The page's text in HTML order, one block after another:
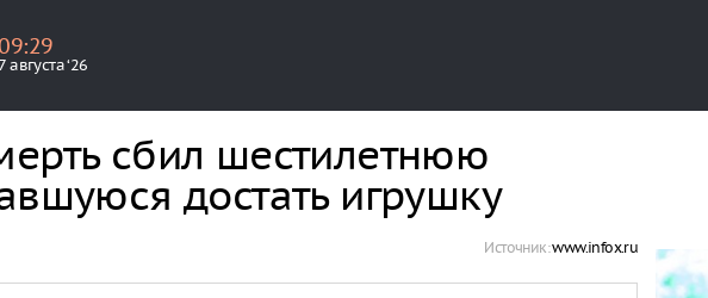
:29
августа ‘26
сбил шестилетнюю
достать игрушку
Источник:www.infox.ru